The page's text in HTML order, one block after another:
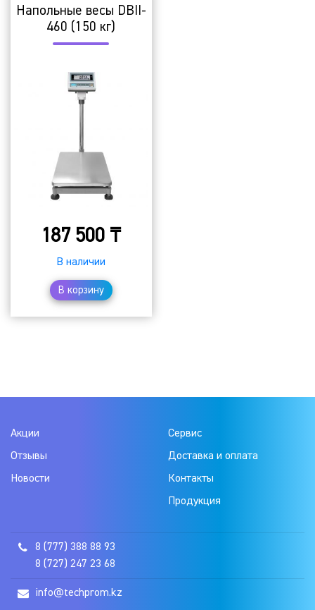
Напольные весы DBII-
460 (150 кг)
187 500 ₸
В наличии
В корзину
Акции
Отзывы
Новости
Сервис
Доставка и оплата
Контакты
Продукция
8 (777) 388 88 93
8 (727) 247 23 68
info@techprom.kz